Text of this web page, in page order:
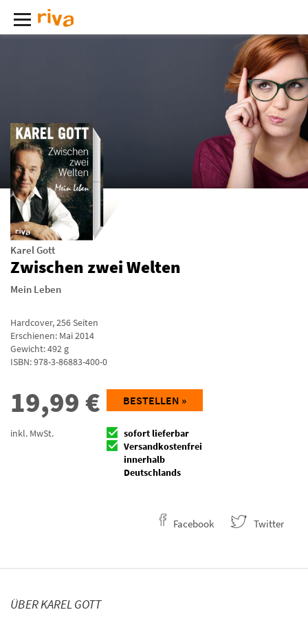
Karel Gott
Zwischen zwei Welten
Mein Leben
Hardcover,256Seiten
Erschienen: Mai 2014
Gewicht: 492 g
ISBN:978-3-86883-400-0
19,99 €
inkl. MwSt.
BESTELLEN »
sofort lieferbar
Versandkostenfrei
innerhalb
Deutschlands
Facebook Twitter
ÜBER KAREL GOTT